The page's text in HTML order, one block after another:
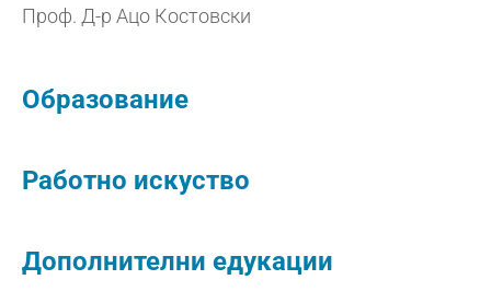
Проф. Д-р Ацо Костовски
Образование
Работно искуство
Дополнителни едукации